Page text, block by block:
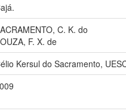
C. K. do
F. X. de
Kersul do Sacramento,